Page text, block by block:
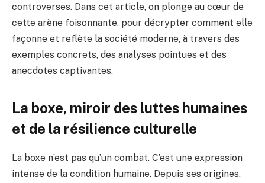
controverses. Dans cet article, on plonge au cœur de
cette arène foisonnante, pour décrypter comment elle
façonne et reflète la société moderne, à travers des
exemples concrets, des analyses pointues et des
anecdotes captivantes.
La boxe, miroir des luttes humaines
et de la résilience culturelle
La boxe n’est pas qu’un combat. C’est une expression
intense de la condition humaine. Depuis ses origines,